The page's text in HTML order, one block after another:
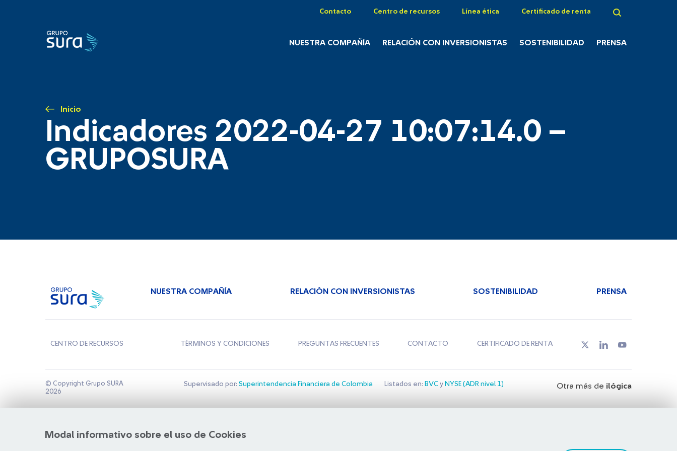
Contacto Centro de recursos Línea ética Certificado de renta
NUESTRA COMPAÑÍA RELACIÓN CON INVERSIONISTAS SOSTENIBILIDAD PRENSA
Inicio
Indicadores 2022-04-27 10:07:14.0 –
GRUPOSURA
Modal informativo sobre el uso de Cookies
NUESTRA COMPAÑÍA RELACIÓN CON INVERSIONISTAS SOSTENIBILIDAD PRENSA
CENTRO DE RECURSOS TÉRMINOS Y CONDICIONES PREGUNTAS FRECUENTES CONTACTO CERTIFICADO DE RENTA
© Copyright Grupo SURA
2026
Supervisado por: Superintendencia Financiera de Colombia Listados en: BVCy NYSE (ADR nivel 1) Otra más de ilógica